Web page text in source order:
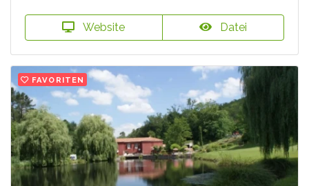
Website Datei
FAVORITEN